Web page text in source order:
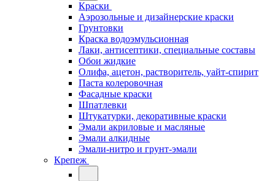
Краски
Аэрозольные и дизайнерские краски
Грунтовки
Краска водоэмульсионная
Лаки, антисептики, специальные составы
Обои жидкие
Олифа, ацетон, растворитель, уайт-спирит
Паста колеровочная
Фасадные краски
Шпатлевки
Штукатурки, декоративные краски
Эмали акриловые и масляные
Эмали алкидные
Эмали-нитро и грунт-эмали
Крепеж